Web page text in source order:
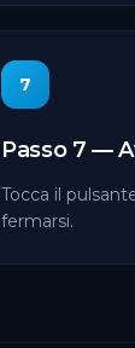
7
Passo 7 —
Tocca il
fermarsi.